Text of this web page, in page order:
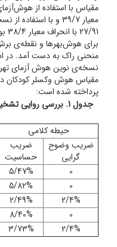
معیار 39/7 و با
منحنی راک به دست آمد. در
نسخه‌ی نوین هوش آزمای
مقیاس هوش وکسلر کودکان در
پرداخته شده است:
جدول 1. بررسی روایی
حیطه کلامی
ضریب وضوح
گرایی
ضریب
حساسیت
0
5/47%
0
5/82%
2/4%
2/49%
0
8/40%
2/4%
3/73%